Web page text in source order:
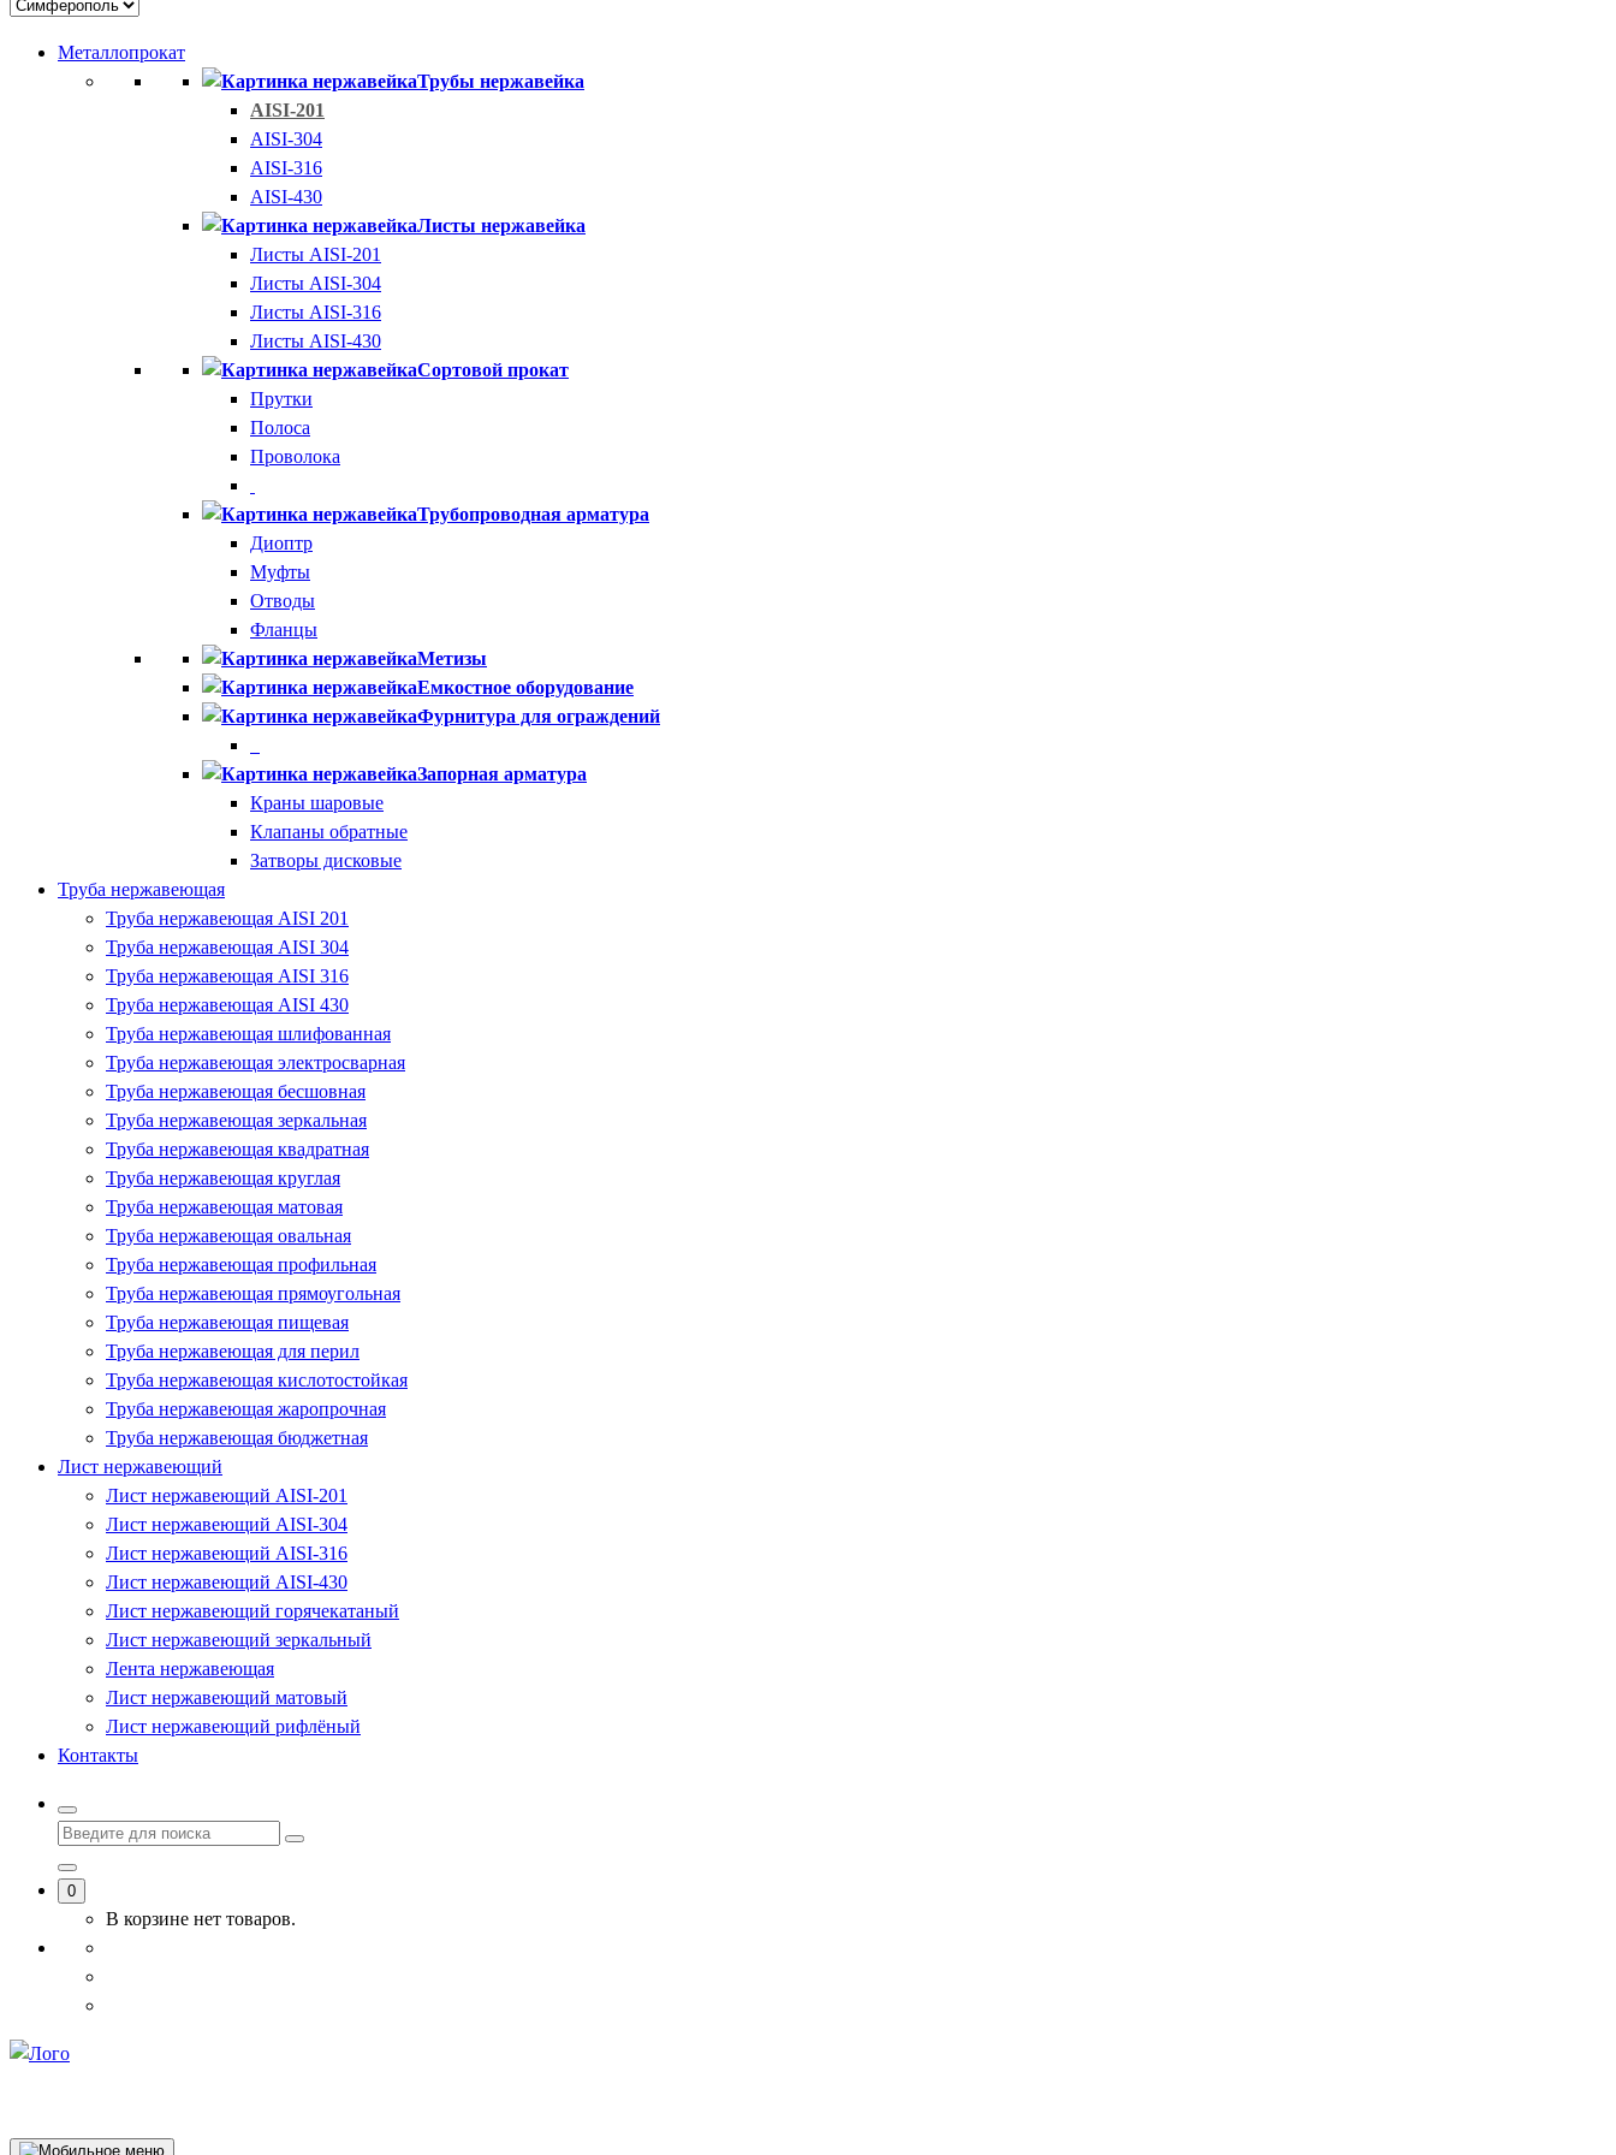
Металлопрокат
Трубы нержавейка
AISI-201
AISI-304
AISI-316
AISI-430
Листы нержавейка
Листы AISI-201
Листы AISI-304
Листы AISI-316
Листы AISI-430
Сортовой прокат
Прутки
Полоса
Проволока
Трубопроводная арматура
Диоптр
Муфты
Отводы
Фланцы
Метизы
Емкостное оборудование
Фурнитура для ограждений
Запорная арматура
Краны шаровые
Клапаны обратные
Затворы дисковые
Труба нержавеющая
Труба нержавеющая AISI 201
Труба нержавеющая AISI 304
Труба нержавеющая AISI 316
Труба нержавеющая AISI 430
Труба нержавеющая шлифованная
Труба нержавеющая электросварная
Труба нержавеющая бесшовная
Труба нержавеющая зеркальная
Труба нержавеющая квадратная
Труба нержавеющая круглая
Труба нержавеющая матовая
Труба нержавеющая овальная
Труба нержавеющая профильная
Труба нержавеющая прямоугольная
Труба нержавеющая пищевая
Труба нержавеющая для перил
Труба нержавеющая кислотостойкая
Труба нержавеющая жаропрочная
Труба нержавеющая бюджетная
Лист нержавеющий
Лист нержавеющий AISI-201
Лист нержавеющий AISI-304
Лист нержавеющий AISI-316
Лист нержавеющий AISI-430
Лист нержавеющий горячекатаный
Лист нержавеющий зеркальный
Лента нержавеющая
Лист нержавеющий матовый
Лист нержавеющий рифлёный
Контакты
0
В корзине нет товаров.